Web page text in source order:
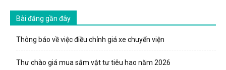
Bài đăng gần đây
Thông báo về việc điều chỉnh giá xe chuyển viện
Thư chào giá mua sắm vật tư tiêu hao năm 2026